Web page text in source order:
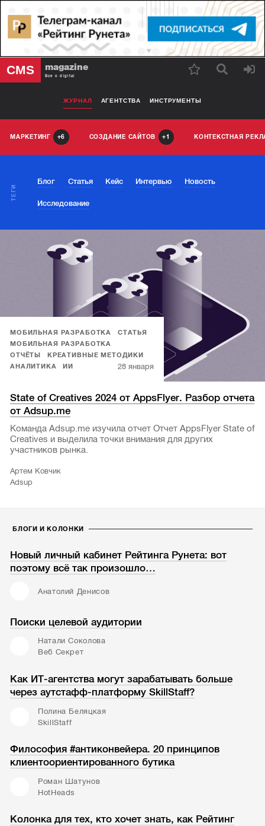
CMS magazine
Все о digital
ЖУРНАЛ АГЕНТСТВА ИНСТРУМЕНТЫ
МАРКЕТИНГ 6 СОЗДАНИЕ САЙТОВ 1 КОНТЕКСТНАЯ
ТЕГИ
Блог Статья Кейс Интервью Новость
Исследование
МОБИЛЬНАЯ РАЗРАБОТКА
СТАТЬЯ
МОБИЛЬНАЯ РАЗРАБОТКА
ОТЧЁТЫ
КРЕАТИВНЫЕ МЕТОДИКИ
АНАЛИТИКА
ИИ 28 января
State of Creatives 2024 от AppsFlyer. Разбор отчета
от Adsup.me
Команда Adsup.me изучила отчет Отчет AppsFlyer State of
Creatives и выделила точки внимания для других
участников рынка.
Артем Ковчик
Adsup
БЛОГИ И КОЛОНКИ
Новый личный кабинет Рейтинга Рунета: вот
поэтому всё так произошло…
Анатолий Денисов
Поиски целевой аудитории
Натали Соколова
Веб Секрет
Как ИТ-агентства могут зарабатывать больше
через аутстафф-платформу SkillStaff?
Полина Беляцкая
SkillStaff
Философия #антиконвейера. 20 принципов
клиентоориентированного бутика
Роман Шатунов
HotHeads
Колонка для тех, кто хочет знать, как Рейтинг